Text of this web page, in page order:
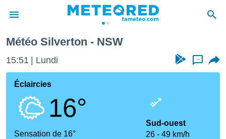
de
Météo Silverton - NSW
15:51 Lundi ...
Éclaircies
16°
Sensation de 16°
Sud-ouest
26
49 km/h